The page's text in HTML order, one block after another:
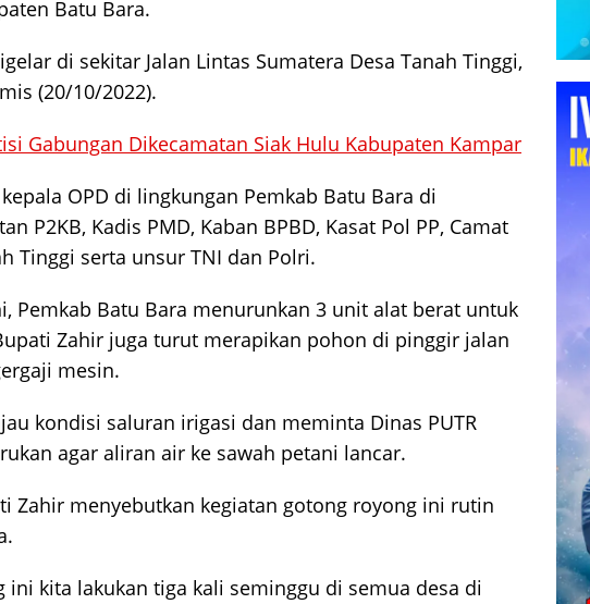
Batu Bara.
di sekitar Jalan Lintas Sumatera Desa Tanah Tinggi,
(20/10/2022).
Gabungan Dikecamatan Siak Hulu Kabupaten Kampar
OPD di lingkungan Pemkab Batu Bara di
P2KB, Kadis PMD, Kaban BPBD, Kasat Pol PP, Camat
Tinggi serta unsur TNI dan Polri.
Pemkab Batu Bara menurunkan 3 unit alat berat untuk
Zahir juga turut merapikan pohon di pinggir jalan
mesin.
kondisi saluran irigasi dan meminta Dinas PUTR
agar aliran air ke sawah petani lancar.
Zahir menyebutkan kegiatan gotong royong ini rutin
ini kita lakukan tiga kali seminggu di semua desa di